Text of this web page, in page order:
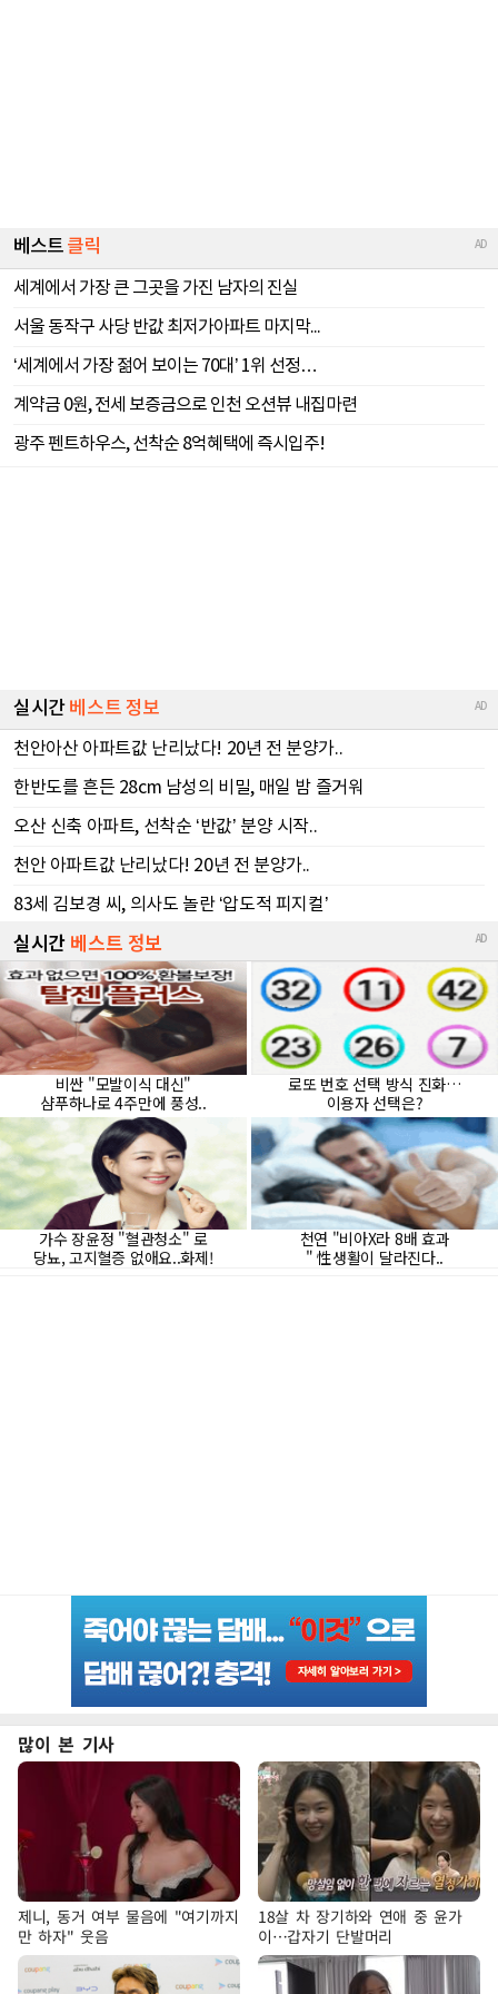
많이 본 기사
제니, 동거 여부 물음에 "여기까지
만 하자" 웃음
18살 차 장기하와 연애 중 윤가
이…갑자기 단발머리